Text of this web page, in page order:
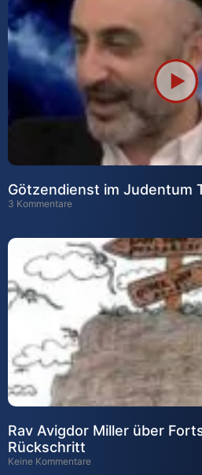
Götzendienst im Judentum
3 Kommentare
Rav Avigdor Miller über
Rückschritt
Keine Kommentare